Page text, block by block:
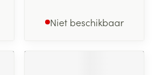
Niet beschikbaar